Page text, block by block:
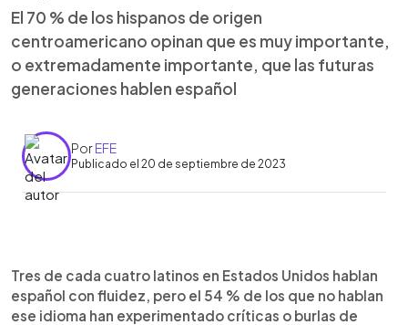
El 70 % de los hispanos de origen
centroamericano opinan que es muy importante,
o extremadamente importante, que las futuras
generaciones hablen español
PorEFE
Publicado el 20 de septiembre de 2023
Escuchar artículo
Tres de cada cuatro latinos en Estados Unidos hablan
español con fluidez, pero el 54 % de los que no hablan
ese idioma han experimentado críticas o burlas de